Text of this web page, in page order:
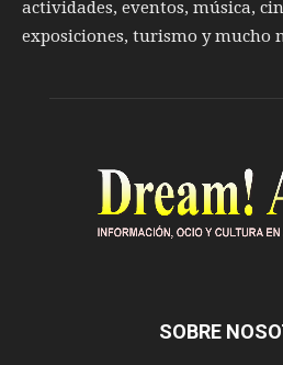
actividades, eventos, música,
exposiciones, turismo y mucho
SOBRE